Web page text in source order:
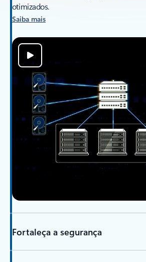
otimizados.
Saiba mais
Fortaleça a segurança